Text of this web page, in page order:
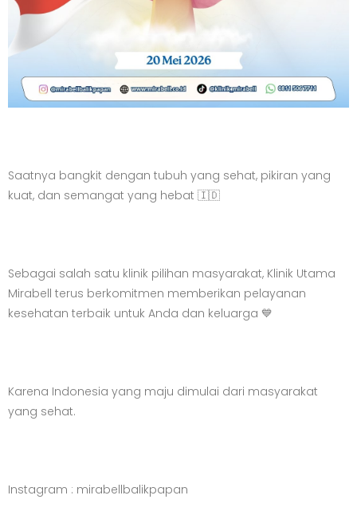
Saatnya bangkit dengan tubuh yang sehat, pikiran yang
kuat, dan semangat yang hebat 🇮🇩
Sebagai salah satu klinik pilihan masyarakat, Klinik Utama
Mirabell terus berkomitmen memberikan pelayanan
kesehatan terbaik untuk Anda dan keluarga 💙
Karena Indonesia yang maju dimulai dari masyarakat
yang sehat.
Instagram : mirabellbalikpapan